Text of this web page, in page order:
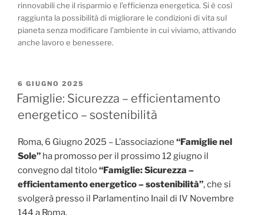
rinnovabili che il risparmio e l’efficienza energetica. Si è così
raggiunta la possibilità di migliorare le condizioni di vita sul
pianeta senza modificare l’ambiente in cui viviamo, attivando
anche lavoro e benessere.
PUBBLICATO
IL
6 GIUGNO 2025
Famiglie: Sicurezza – efficientamento
energetico – sostenibilità
Roma, 6 Giugno 2025 – L’associazione “Famiglie nel
Sole” ha promosso per il prossimo 12 giugno il
convegno dal titolo“Famiglie: Sicurezza –
efficientamento energetico – sostenibilità”, che si
svolgerà presso il Parlamentino Inail di IV Novembre
144 a Roma.